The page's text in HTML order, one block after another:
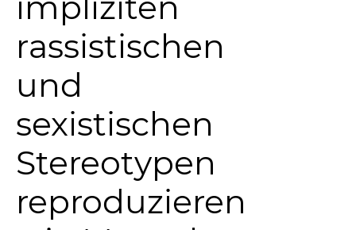
rassistischen
und
sexistischen
Stereotypen
reproduzieren